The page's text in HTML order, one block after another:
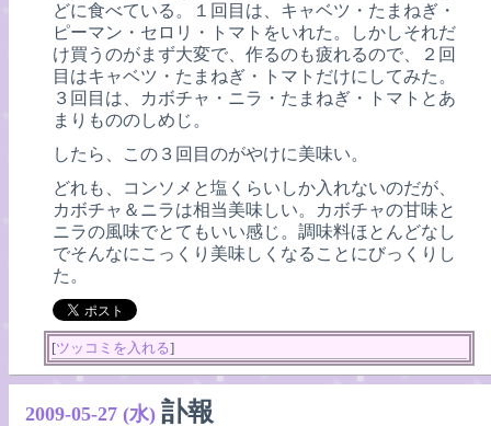
どに食べている。１回目は、キャベツ・たまねぎ・
ピーマン・セロリ・トマトをいれた。しかしそれだ
け買うのがまず大変で、作るのも疲れるので、２回
目はキャベツ・たまねぎ・トマトだけにしてみた。
３回目は、カボチャ・ニラ・たまねぎ・トマトとあ
まりもののしめじ。
したら、この３回目のがやけに美味い。
どれも、コンソメと塩くらいしか入れないのだが、
カボチャ＆ニラは相当美味しい。カボチャの甘味と
ニラの風味でとてもいい感じ。調味料ほとんどなし
でそんなにこっくり美味しくなることにびっくりし
た。
[ツッコミを入れる]
2009-05-27 (水) 訃報